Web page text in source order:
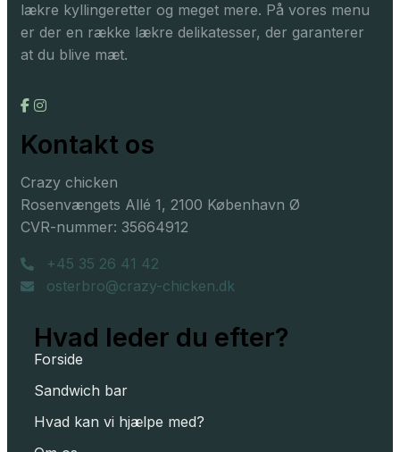
lækre kyllingeretter og meget mere. På vores menu
er der en række lækre delikatesser, der garanterer
at du blive mæt.
Kontakt os
Crazy chicken
Rosenvængets Allé 1, 2100 København Ø
CVR-nummer: 35664912
+45 35 26 41 42
osterbro@crazy-chicken.dk
Hvad leder du efter?
Forside
Sandwich bar
Hvad kan vi hjælpe med?